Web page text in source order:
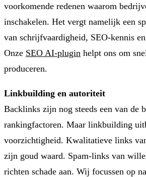
voorkomende redenen waarom
inschakelen. Het vergt namelijk een
van schrijfvaardigheid, SEO-kennis
Onze SEO AI-plugin helpt ons om
produceren.
Linkbuilding en autoriteit
Backlinks zijn nog steeds een van de
rankingfactoren. Maar linkbuilding
voorzichtigheid. Kwalitatieve links
zijn goud waard. Spam-links van
richten schade aan. Wij focussen op